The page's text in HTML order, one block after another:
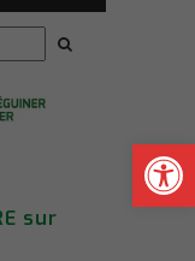
Ouvrir
sur